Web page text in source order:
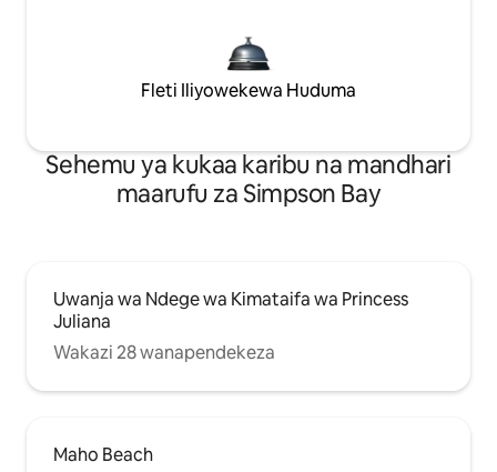
Fleti Iliyowekewa Huduma
Sehemu ya kukaa karibu na mandhari
maarufu za Simpson Bay
Uwanja wa Ndege wa Kimataifa wa Princess
Juliana
Wakazi 28 wanapendekeza
Maho Beach